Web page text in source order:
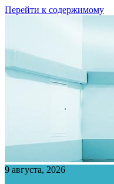
Перейти к содержимому
9 августа, 2026